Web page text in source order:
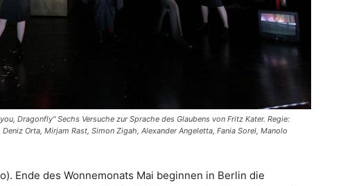
Dragonfly" Sechs Versuche zur Sprache des Glaubens von Fritz Kater. Regie:
Orta, Mirjam Rast, Simon Zigah, Alexander Angeletta, Fania Sorel, Manolo
Ende des Wonnemonats Mai beginnen in Berlin die